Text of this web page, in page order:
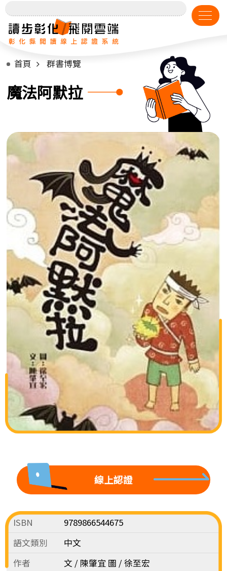
首頁 群書博覽
魔法阿默拉
線上認證
ISBN
9789866544675
語文類別
中文
作者
文 / 陳肇宜 圖 / 徐至宏